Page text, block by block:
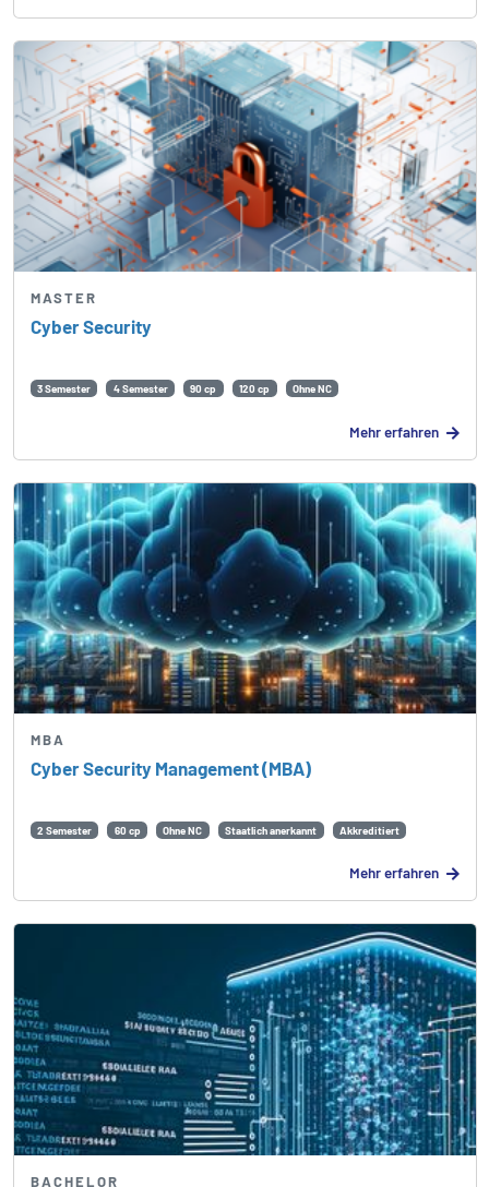
Cyber Security
MASTER
3 Semester 4 Semester 90 cp 120 cp Ohne NC
Mehr erfahren
Cyber Security Management (MBA)
MBA
2 Semester 60 cp Ohne NC Staatlich anerkannt Akkreditiert
Mehr erfahren
BACHELOR